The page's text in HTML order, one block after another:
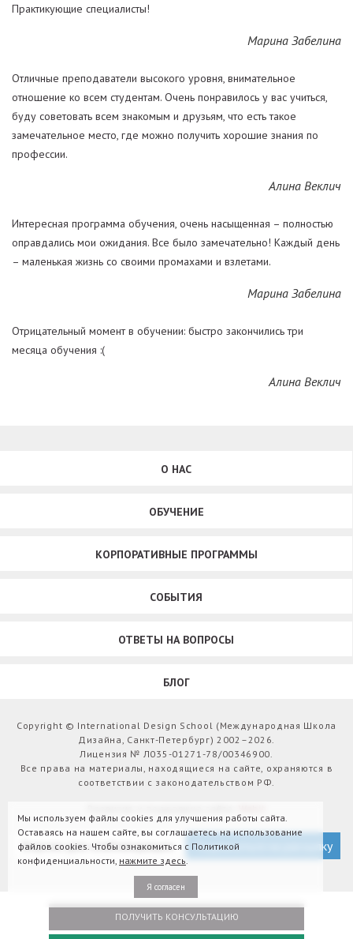
Практикующие специалисты!
Марина Забелина
Отличные преподаватели высокого уровня, внимательное
отношение ко всем студентам. Очень понравилось у вас учиться,
буду советовать всем знакомым и друзьям, что есть такое
замечательное место, где можно получить хорошие знания по
профессии.
Алина Веклич
Интересная программа обучения, очень насыщенная – полностью
оправдались мои ожидания. Все было замечательно! Каждый день
– маленькая жизнь со своими промахами и взлетами.
Марина Забелина
Отрицательный момент в обучении: быстро закончились три
месяца обучения :(
Алина Веклич
О НАС
ОБУЧЕНИЕ
КОРПОРАТИВНЫЕ ПРОГРАММЫ
СОБЫТИЯ
ОТВЕТЫ НА ВОПРОСЫ
БЛОГ
Copyright © International Design School (Международная Школа
Дизайна, Санкт-Петербург) 2002–2026.
Лицензия № Л035-01271-78/00346900.
Все права на материалы, находящиеся на сайте, охраняются в
соответствии с законодательством РФ.
Версия для слабовидящих Подписаться на рассылку
ПОЛУЧИТЬ КОНСУЛЬТАЦИЮ
Мы используем файлы cookies для улучшения работы сайта.
Оставаясь на нашем сайте, вы соглашаетесь на использование
файлов cookies. Чтобы ознакомиться с Политикой
конфиденциальности, нажмите здесь.
Я согласен